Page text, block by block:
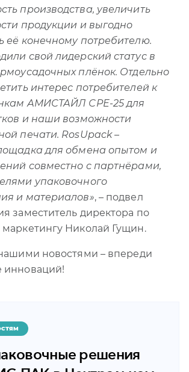
производства, увеличить
продукции и выгодно
её конечному потребителю.
свой лидерский статус в
плёнок. Отдельно
интерес потребителей к
АМИСТАЙЛ СРЕ-25 для
и наши возможности
печати. RosUpack –
для обмена опытом и
совместно с партнёрами,
упаковочного
и материалов», – подвел
заместитель директора по
Николай Гущин.
новостями – впереди
решения